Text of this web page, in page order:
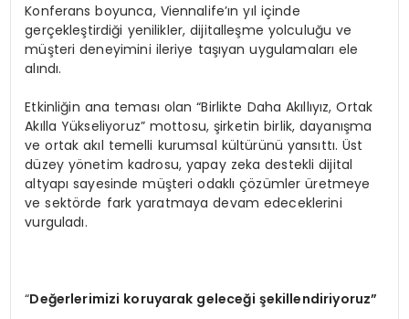
Konferans boyunca, Viennalife’ın yıl içinde
gerçekleştirdiği yenilikler, dijitalleşme yolculuğu ve
müşteri deneyimini ileriye taşıyan uygulamaları ele
alındı.
Etkinliğin ana teması olan “Birlikte Daha Akıllıyız, Ortak
Akılla Yükseliyoruz” mottosu, şirketin birlik, dayanışma
ve ortak akıl temelli kurumsal kültürünü yansıttı. Üst
düzey yönetim kadrosu, yapay zeka destekli dijital
altyapı sayesinde müşteri odaklı çözümler üretmeye
ve sektörde fark yaratmaya devam edeceklerini
vurguladı.
“Değerlerimizi koruyarak geleceği şekillendiriyoruz”